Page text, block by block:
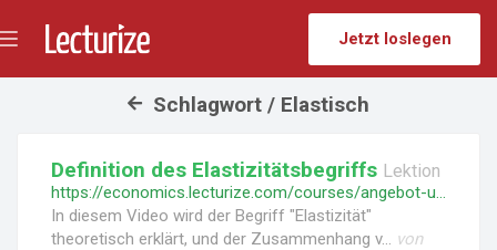
Jetzt loslegen
Schlagwort / Elastisch
Definition des Elastizitätsbegriffs Lektion
https://economics.lecturize.com/courses/angebot-und-nachfrage/lessons/definition-des-elastizitaetsbegriffs
In diesem Video wird der Begriff "Elastizität"
theoretisch erklärt, und der Zusammenhang v... von